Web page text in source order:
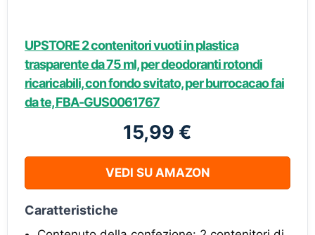
UPSTORE 2 contenitori vuoti in plastica
trasparente da 75 ml, per deodoranti rotondi
ricaricabili, con fondo svitato, per burrocacao fai
da te, FBA-GUS0061767
15,99 €
VEDI SU AMAZON
Caratteristiche